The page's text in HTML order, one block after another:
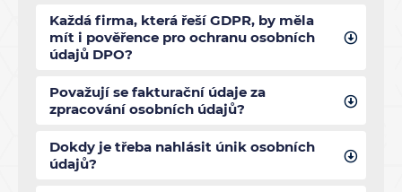
Každá firma, která řeší GDPR, by měla
mít i pověřence pro ochranu osobních
údajů DPO?
Považují se fakturační údaje za
zpracování osobních údajů?
Dokdy je třeba nahlásit únik osobních
údajů?